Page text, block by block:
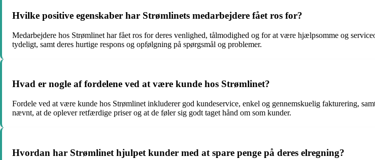
Hvilke positive egenskaber har Strømlinets medarbejdere fået ros for?
Medarbejdere hos Strømlinet har fået ros for deres venlighed, tålmodighed og for at være hjælpsomme og
tydeligt, samt deres hurtige respons og opfølgning på spørgsmål og problemer.
Hvad er nogle af fordelene ved at være kunde hos Strømlinet?
Fordele ved at være kunde hos Strømlinet inkluderer god kundeservice, enkel og gennemskuelig fakturering,
nævnt, at de oplever retfærdige priser og at de føler sig godt taget hånd om som kunder.
Hvordan har Strømlinet hjulpet kunder med at spare penge på deres elregning?